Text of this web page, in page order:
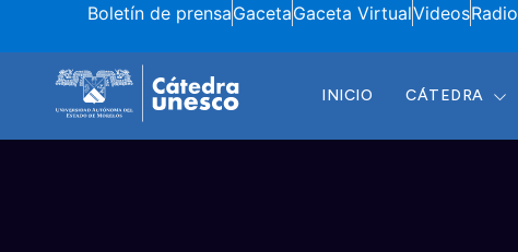
Boletín de prensaGacetaGaceta VirtualVideosRadio
INICIO CÁTEDRA